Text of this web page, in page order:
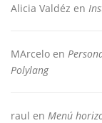
Alicia Valdéz en
MArcelo en
Polylang
raul en Menú